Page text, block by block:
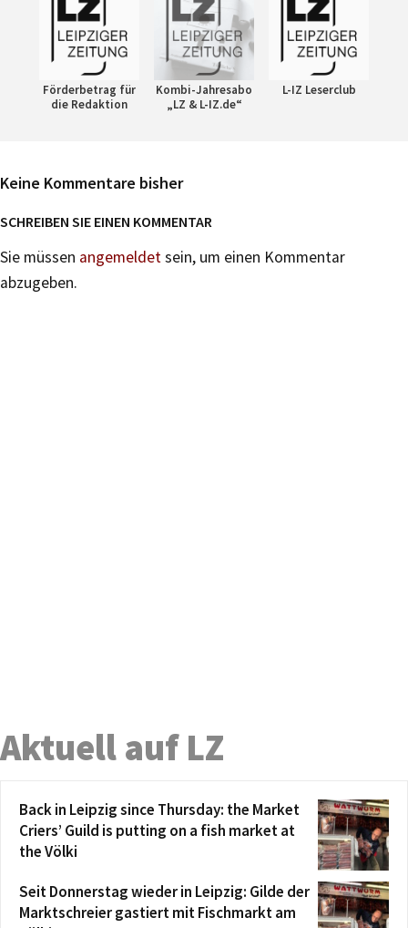
Förderbetrag für
die Redaktion
Kombi-Jahresabo
„LZ & L-IZ.de“
L-IZ Leserclub
Keine Kommentare bisher
SCHREIBEN SIE EINEN KOMMENTAR
Sie müssen angemeldetsein, um einen Kommentar
abzugeben.
Aktuell auf LZ
Back in Leipzig since Thursday: the Market
Criers’ Guild is putting on a fish market at
the Völki
Seit Donnerstag wieder in Leipzig: Gilde der
Marktschreier gastiert mit Fischmarkt am